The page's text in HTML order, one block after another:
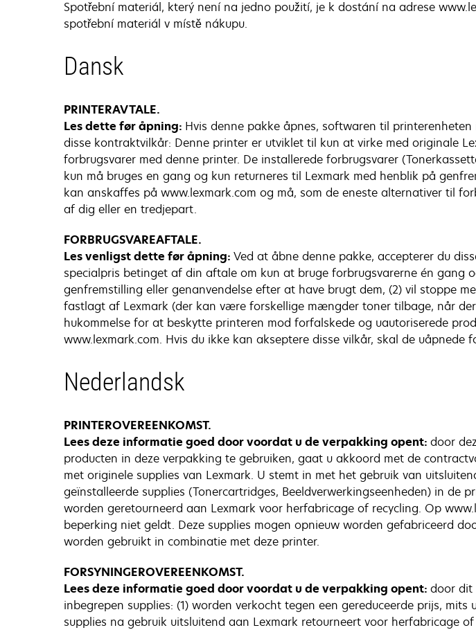
Spotřební materiál, který není na jedno použití, je k dostání na adrese
spotřební materiál v místě nákupu.
Dansk
PRINTERAVTALE.
Les dette før åpning: Hvis denne pakke åpnes, softwaren til
disse kontraktvilkår: Denne printer er utviklet til kun at virke med originale
forbrugsvarer med denne printer. De installerede forbrugsvarer
kun må bruges en gang og kun returneres til Lexmark med henblik på
kan anskaffes på www.lexmark.com og må, som de eneste alternativer til
af dig eller en tredjepart.
FORBRUGSVAREAFTALE.
Les venligst dette før åpning: Ved at åbne denne pakke, accepterer du
specialpris betinget af din aftale om kun at bruge forbrugsvarerne én gang
genfremstilling eller genanvendelse efter at have brugt dem, (2) vil stoppe
fastlagt af Lexmark (der kan være forskellige mængder toner tilbage, når
hukommelse for at beskytte printeren mod forfalskede og uautoriserede
www.lexmark.com. Hvis du ikke kan akseptere disse vilkår, skal de uåpnede
Nederlandsk
PRINTEROVEREENKOMST.
Lees deze informatie goed door voordat u de verpakking opent: door
producten in deze verpakking te gebruiken, gaat u akkoord met de
met originele supplies van Lexmark. U stemt in met het gebruik van
geïnstalleerde supplies (Tonercartridges, Beeldverwerkingseenheden) in
worden geretourneerd aan Lexmark voor herfabricage of recycling. Op
beperking niet geldt. Deze supplies mogen opnieuw worden gefabriceerd
worden gebruikt in combinatie met deze printer.
FORSYNINGEROVEREENKOMST.
Lees deze informatie goed door voordat u de verpakking opent: door dit
inbegrepen supplies: (1) worden verkocht tegen een gereduceerde prijs,
supplies na gebruik uitsluitend aan Lexmark retourneert voor herfabricage